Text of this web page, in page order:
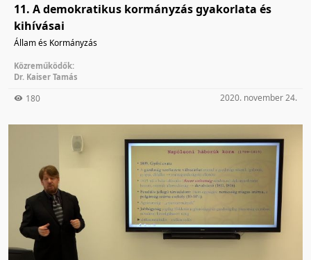
11. A demokratikus kormányzás gyakorlata és
kihívásai
Állam és Kormányzás
Közreműködők:
Dr. Kaiser Tamás
180 2020. november 24.